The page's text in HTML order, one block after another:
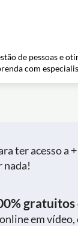
de pessoas e
com
ter acesso a
nada!
em